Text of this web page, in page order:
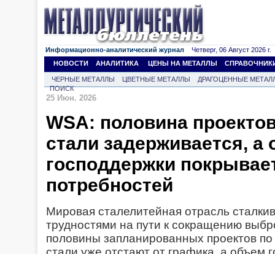
Информационно-аналитический журнал Четверг, 06 Август 2026 г.
НОВОСТИ
АНАЛИТИКА ЦЕНЫ НА МЕТАЛЛЫ
ЧЕРНЫЕ МЕТАЛЛЫ ЦВЕТНЫЕ МЕТАЛЛЫ
ДРАГОЦЕННЫЕ
ПОИСК
25 Июн. 2026
WSA: половина
стали задерживается, а
господдержки
потребностей
Мировая сталелитейная отрасль
трудностями на пути к сокращению
половины запланированных проектов